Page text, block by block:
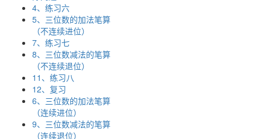
4、练习六
5、三位数的加法笔算
（不连续进位）
7、练习七
8、三位数减法的笔算
（不连续退位）
11、练习八
12、复习
6、三位数的加法笔算
（连续进位）
9、三位数减法的笔算
（连续退位）